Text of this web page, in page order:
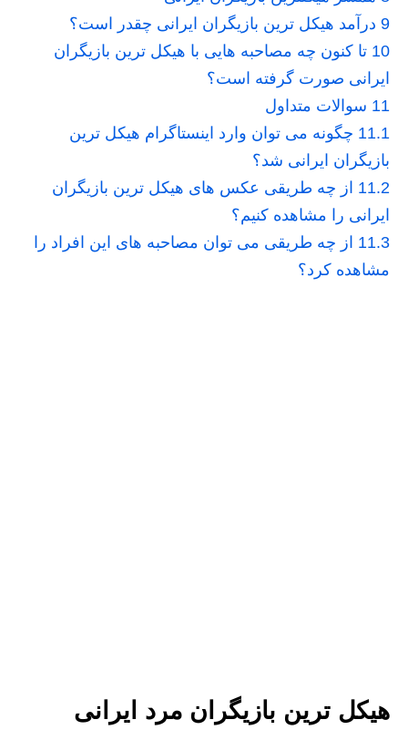
9 درآمد هیکل ترین بازیگران ایرانی چقدر است؟
10 تا کنون چه مصاحبه هایی با هیکل ترین بازیگران
ایرانی صورت گرفته است؟
11 سوالات متداول
11.1 چگونه می توان وارد اینستاگرام هیکل ترین
بازیگران ایرانی شد؟
11.2 از چه طریقی عکس های هیکل ترین بازیگران
ایرانی را مشاهده کنیم؟
11.3 از چه طریقی می توان مصاحبه های این افراد را
مشاهده کرد؟
هیکل ترین بازیگران مرد ایرانی